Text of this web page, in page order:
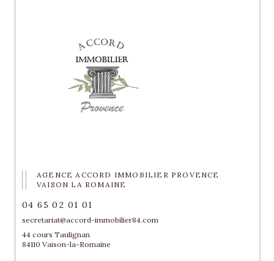
AGENCE ACCORD IMMOBILIER PROVENCE
VAISON LA ROMAINE
04 65 02 01 01
secretariat@accord-immobilier84.com
44 cours Taulignan
84110 Vaison-la-Romaine